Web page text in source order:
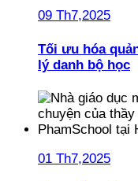
09 Th7,2025
Tối ưu hóa
lý danh bộ học
01 Th7,2025